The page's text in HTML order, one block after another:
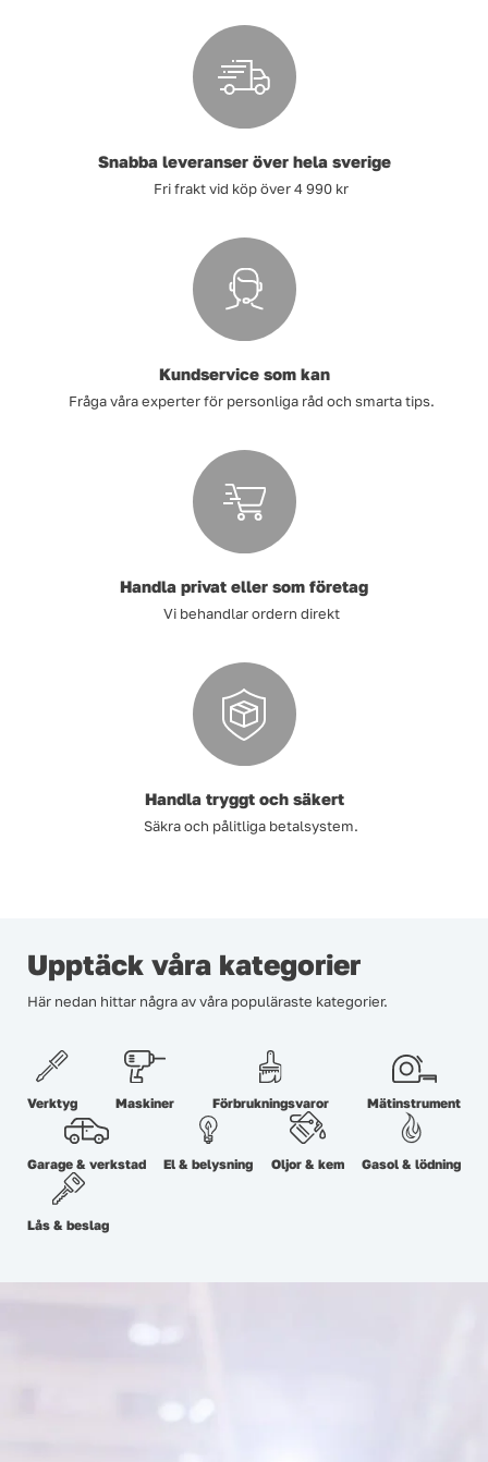
Snabba leveranser över hela sverige
Fri frakt vid köp över 4 990 kr
Kundservice som kan
Fråga våra experter för personliga råd och smarta tips.
Handla privat eller som företag
Vi behandlar ordern direkt
Handla tryggt och säkert
Säkra och pålitliga betalsystem.
Upptäck våra kategorier
Här nedan hittar några av våra populäraste kategorier.
Verktyg Maskiner Förbrukningsvaror Mätinstrument
Garage & verkstad El & belysning Oljor & kem Gasol & lödning
Lås & beslag